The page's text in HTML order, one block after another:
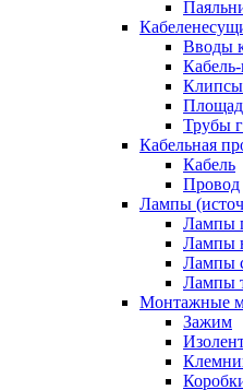
Вводы
Клипсы
Трубы
Кабельная
Кабель
Провод
Лампы
Лампы
Лампы
Лампы
Лампы
Монтажные
Зажим